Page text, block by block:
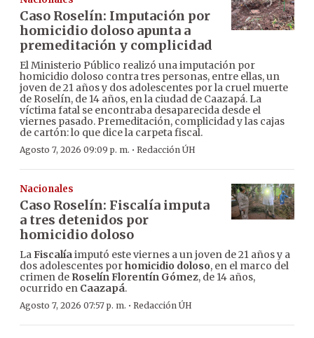
Caso Roselín: Imputación por
homicidio doloso apunta a
premeditación y complicidad
El Ministerio Público realizó una imputación por
homicidio doloso contra tres personas, entre ellas, un
joven de 21 años y dos adolescentes por la cruel muerte
de Roselín, de 14 años, en la ciudad de Caazapá. La
víctima fatal se encontraba desaparecida desde el
viernes pasado. Premeditación, complicidad y las cajas
de cartón: lo que dice la carpeta fiscal.
Agosto 7, 2026 09:09 p. m. · Redacción ÚH
Nacionales
Caso Roselín: Fiscalía imputa
a tres detenidos por
homicidio doloso
LaFiscalíaimputó este viernes a un joven de 21 años y a
dos adolescentes porhomicidio doloso, en el marco del
crimen de Roselín Florentín Gómez, de 14 años,
ocurrido en Caazapá.
Agosto 7, 2026 07:57 p. m. · Redacción ÚH